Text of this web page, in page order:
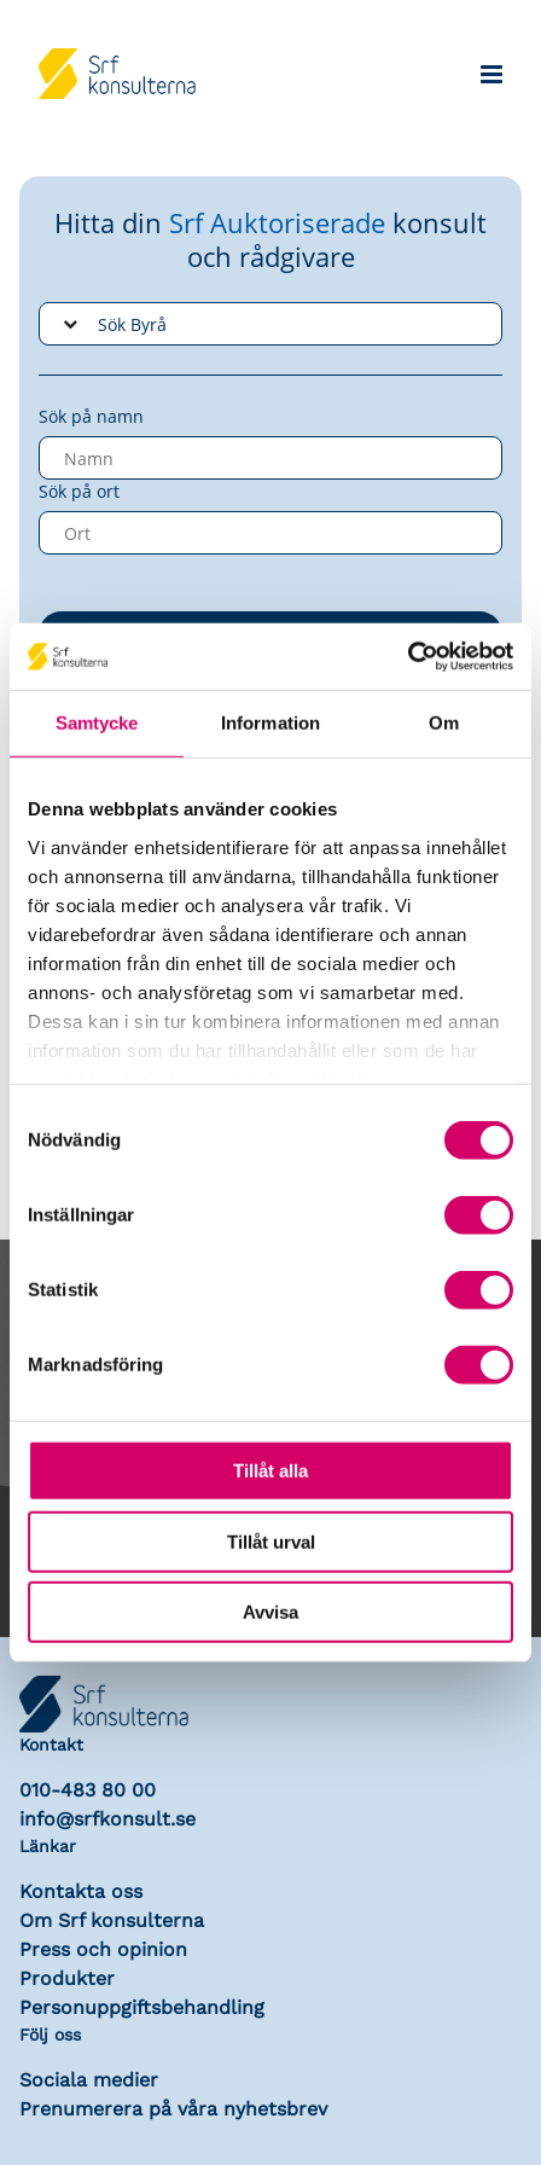
Samtycke Information Om
Denna webbplats använder cookies
Vi använder enhetsidentifierare för att anpassa innehållet
och annonserna till användarna, tillhandahålla funktioner
för sociala medier och analysera vår trafik. Vi
vidarebefordrar även sådana identifierare och annan
information från din enhet till de sociala medier och
annons- och analysföretag som vi samarbetar med.
Dessa kan i sin tur kombinera informationen med annan
information som du har tillhandahållit eller som de har
Nödvändig
Inställningar
Statistik
Marknadsföring
Tillåt alla
Tillåt urval
Avvisa
Hitta din Srf Auktoriserade konsult
och rådgivare
Sök på namn
Sök på ort
Qvicks Bokföringsbyrå KB
Srf Auktoriserade konsulter
Liselotte Karlsson
Auktoriserad Redovisningskonsult
Skicka e-post
0502-712 29
Brandstorp
Kalendarium
Gå till kalendariet
Lägg till i kalender
Kontakt
010-483 80 00
info@srfkonsult.se
Länkar
Kontakta oss
Om Srf konsulterna
Press och opinion
Produkter
Personuppgiftsbehandling
Följ oss
Sociala medier
Prenumerera på våra nyhetsbrev